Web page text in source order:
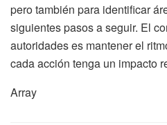
pero también para identificar
siguientes pasos a seguir. El
autoridades es mantener el
cada acción tenga un impacto
Array